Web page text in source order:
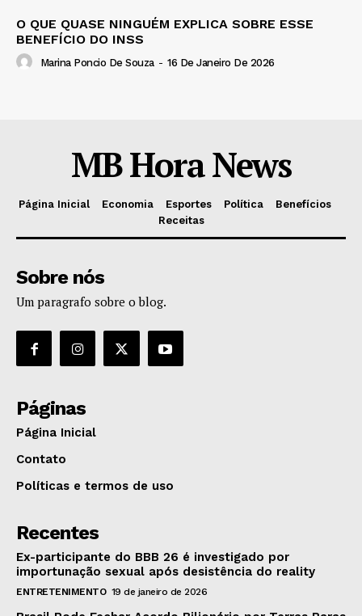
O QUE QUASE NINGUÉM EXPLICA SOBRE ESSE
BENEFÍCIO DO INSS
Marina Poncio De Souza - 16 De Janeiro De 2026
MB Hora News
Página Inicial Economia Esportes Política
Benefícios
Receitas
Sobre nós
Um paragrafo sobre o blog.
Páginas
Página Inicial
Contato
Políticas e termos de uso
Recentes
Ex-participante do BBB 26 é investigado por
importunação sexual após desistência do reality
ENTRETENIMENTO 19 de janeiro de 2026